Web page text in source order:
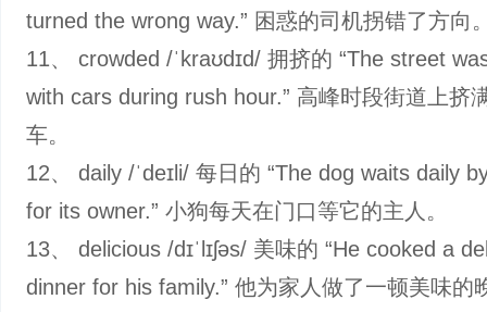
turned the wrong way.” 困惑的司机拐错了方向
11、 crowded /ˈkraʊdɪd/ 拥挤的 “The street
with cars during rush hour.” 高峰时段街道上挤
车。
12、 daily /ˈdeɪli/ 每日的 “The dog waits daily
for its owner.” 小狗每天在门口等它的主人。
13、 delicious /dɪˈlɪʃəs/ 美味的 “He cooked a
dinner for his family.” 他为家人做了一顿美味的